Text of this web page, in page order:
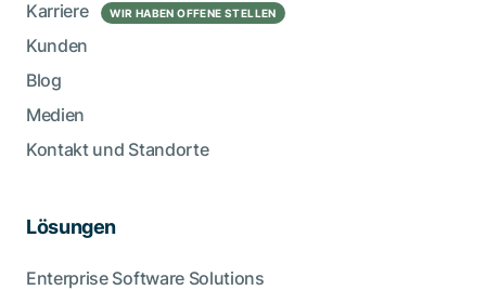
Karriere WIR HABEN OFFENE STELLEN
Kunden
Blog
Medien
Kontakt und Standorte
Lösungen
Enterprise Software Solutions